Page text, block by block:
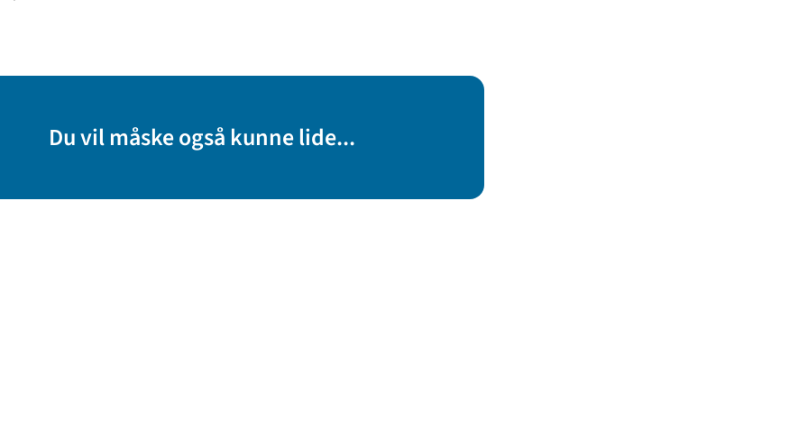
Du vil måske også kunne lide...